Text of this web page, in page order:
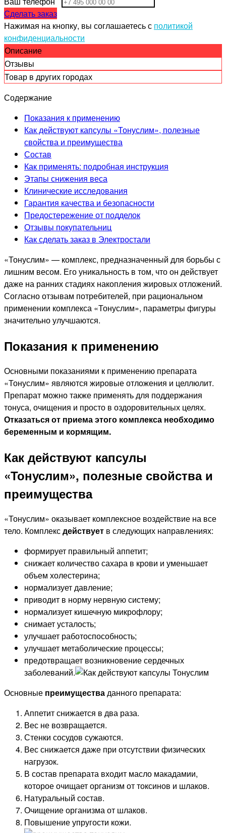
Сделать заказ
Нажимая на кнопку, вы соглашаетесь с политикой
конфиденциальности
Описание
Отзывы
Товар в других городах
Содержание
Показания к применению
Как действуют капсулы «Тонуслим», полезные
свойства и преимущества
Состав
Как применять: подробная инструкция
Этапы снижения веса
Клинические исследования
Гарантия качества и безопасности
Предостережение от подделок
Отзывы покупательниц
Как сделать заказ в Электростали
«Тонуслим» — комплекс, предназначенный для борьбы с
лишним весом. Его уникальность в том, что он действует
даже на ранних стадиях накопления жировых отложений.
Согласно отзывам потребителей, при рациональном
применении комплекса «Тонуслим», параметры фигуры
значительно улучшаются.
Показания к применению
Основными показаниями к применению препарата
«Тонуслим» являются жировые отложения и целлюлит.
Препарат можно также применять для поддержания
тонуса, очищения и просто в оздоровительных целях.
Отказаться от приема этого комплекса необходимо
беременным и кормящим.
Как действуют капсулы
«Тонуслим», полезные свойства и
преимущества
«Тонуслим» оказывает комплексное воздействие на все
тело. Комплексдействует в следующих направлениях:
формирует правильный аппетит;
снижает количество сахара в крови и уменьшает
объем холестерина;
нормализует давление;
приводит в норму нервную систему;
нормализует кишечную микрофлору;
снимает усталость;
улучшает работоспособность;
улучшает метаболические процессы;
предотвращает возникновение сердечных
заболеваний.
Основные преимущества данного препарата:
Аппетит снижается в два раза.
Вес не возвращается.
Стенки сосудов сужаются.
Вес снижается даже при отсутствии физических
нагрузок.
В состав препарата входит масло макадамии,
которое очищает организм от токсинов и шлаков.
Натуральный состав.
Очищение организма от шлаков.
Повышение упругости кожи.